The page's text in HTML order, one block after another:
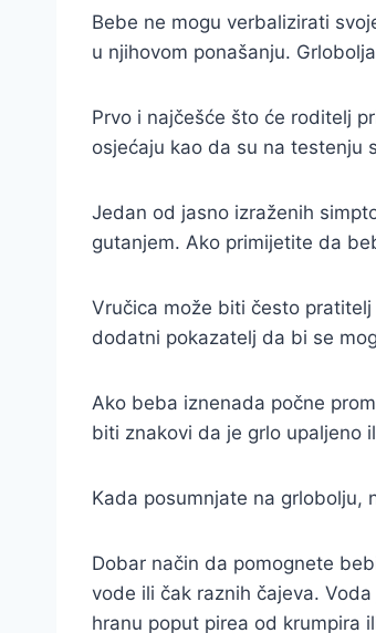
Bebe ne mogu verbalizirati
u njihovom ponašanju.
Prvo i najčešće što će roditelj
osjećaju kao da su na testenju
Jedan od jasno izraženih
gutanjem. Ako primijetite da
Vručica može biti često
dodatni pokazatelj da bi se
Ako beba iznenada počne
biti znakovi da je grlo upaljeno
Kada posumnjate na grlobolju,
Dobar način da pomognete
vode ili čak raznih čajeva.
hranu poput pirea od krumpira